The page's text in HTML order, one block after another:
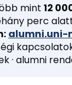
mint 12
perc
alumni.uni-
· alumni